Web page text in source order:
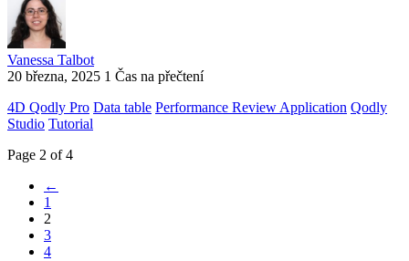
Vanessa Talbot
20 března, 2025 1 Čas na přečtení
4D Qodly Pro Data table Performance Review Application Qodly
Studio Tutorial
Page 2 of 4
←
1
2
3
4